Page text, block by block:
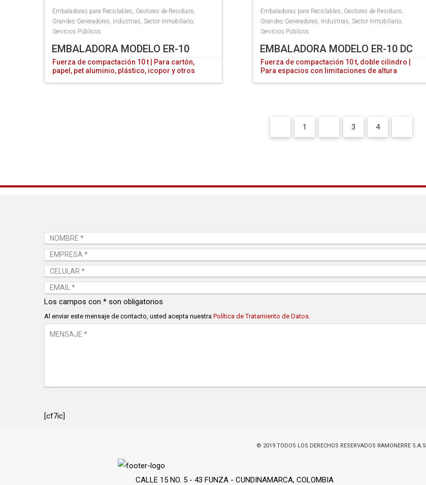
Embaladoras para Reciclables, Gestores de Residuos,
Grandes Generadores, Industrias, Sector Inmobiliario,
Servicios Públicos
EMBALADORA MODELO ER-10
Fuerza de compactación 10 t | Para cartón,
papel, pet aluminio, plástico, icopor y otros
Embaladoras para Reciclables, Gestores de Residuos,
Grandes Generadores, Industrias, Sector Inmobiliario,
Servicios Públicos
EMBALADORA MODELO ER-10 DC
Fuerza de compactación 10 t, doble cilindro |
Para espacios con limitaciones de altura
1 3 4
Los campos con * son obligatorios
Al enviar este mensaje de contacto, usted acepta nuestra Política de Tratamiento de Datos.
[cf7ic]
© 2019 TODOS LOS DERECHOS RESERVADOS RAMONERRE S.A.S
CALLE 15 NO. 5 - 43 FUNZA - CUNDINAMARCA, COLOMBIA